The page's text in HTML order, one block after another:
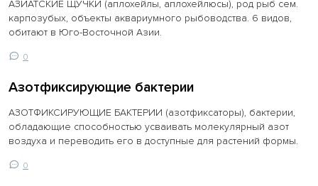
АЗИАТСКИЕ ЩУЧКИ (аплохейлы, аплохейлюсы), род рыб сем.
карпозубых, объекты аквариумного рыбоводства. 6 видов,
обитают в Юго-Восточной Азии.
0
Азотфиксирующие бактерии
АЗОТФИКСИРУЮЩИЕ БАКТЕРИИ (азотфиксаторы), бактерии,
обладающие способностью усваивать молекулярный азот
воздуха и переводить его в доступные для растений формы.
0